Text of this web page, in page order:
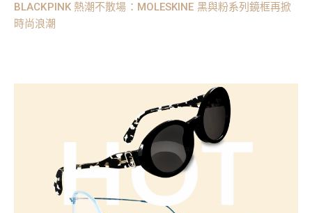
BLACKPINK 熱潮不散場：MOLESKINE 黑與粉系列鏡框再掀
時尚浪潮